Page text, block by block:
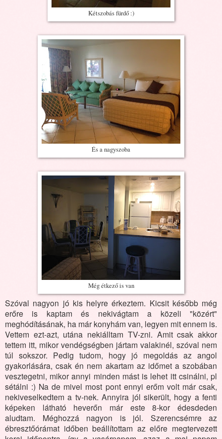
Kétszobás fürdő :)
És a nagyszoba
Még étkező is van
Szóval nagyon jó kis helyre érkeztem. Kicsit később még
erőre is kaptam és nekivágtam a közeli "közért"
meghódításának, ha már konyhám van, legyen mit ennem is.
Vettem ezt-azt, utána nekiálltam TV-zni. Amit csak akkor
tettem itt, mikor vendégségben jártam valakinél, szóval nem
túl sokszor. Pedig tudom, hogy jó megoldás az angol
gyakorlására, csak én nem akartam az időmet a szobában
vesztegetni, mikor annyi minden mást is lehet itt csinálni, pl
sétálni :) Na de mivel most pont ennyi erőm volt már csak,
nekiveselkedtem a tv-nek. Annyira jól sikerült, hogy a fenti
képeken látható heverőn már este 8-kor édesdeden
aludtam. Méghozzá nagyon is jól. Szerencsémre az
ébresztőórámat időben beállítottam az előre megtervezett